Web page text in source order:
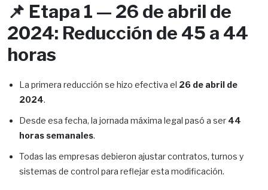
📌 Etapa 1 — 26 de abril de
2024: Reducción de 45 a 44
horas
La primera reducción se hizo efectiva el 26 de abril de
2024.
Desde esa fecha, la jornada máxima legal pasó a ser 44
horas semanales.
Todas las empresas debieron ajustar contratos, turnos y
sistemas de control para reflejar esta modificación.